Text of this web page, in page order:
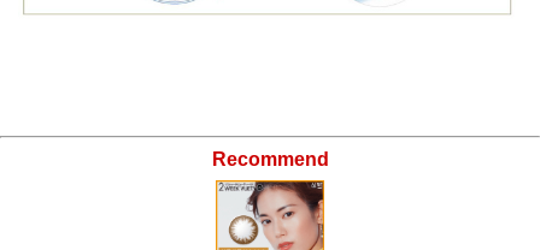
Recommend